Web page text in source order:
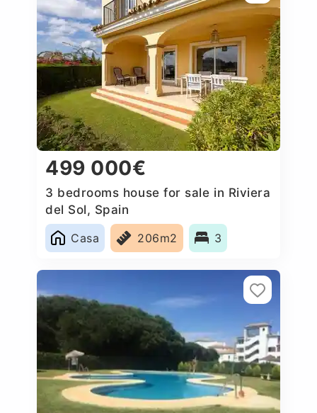
499 000€
3 bedrooms house for sale in Riviera
del Sol, Spain
Casa
206m2 3